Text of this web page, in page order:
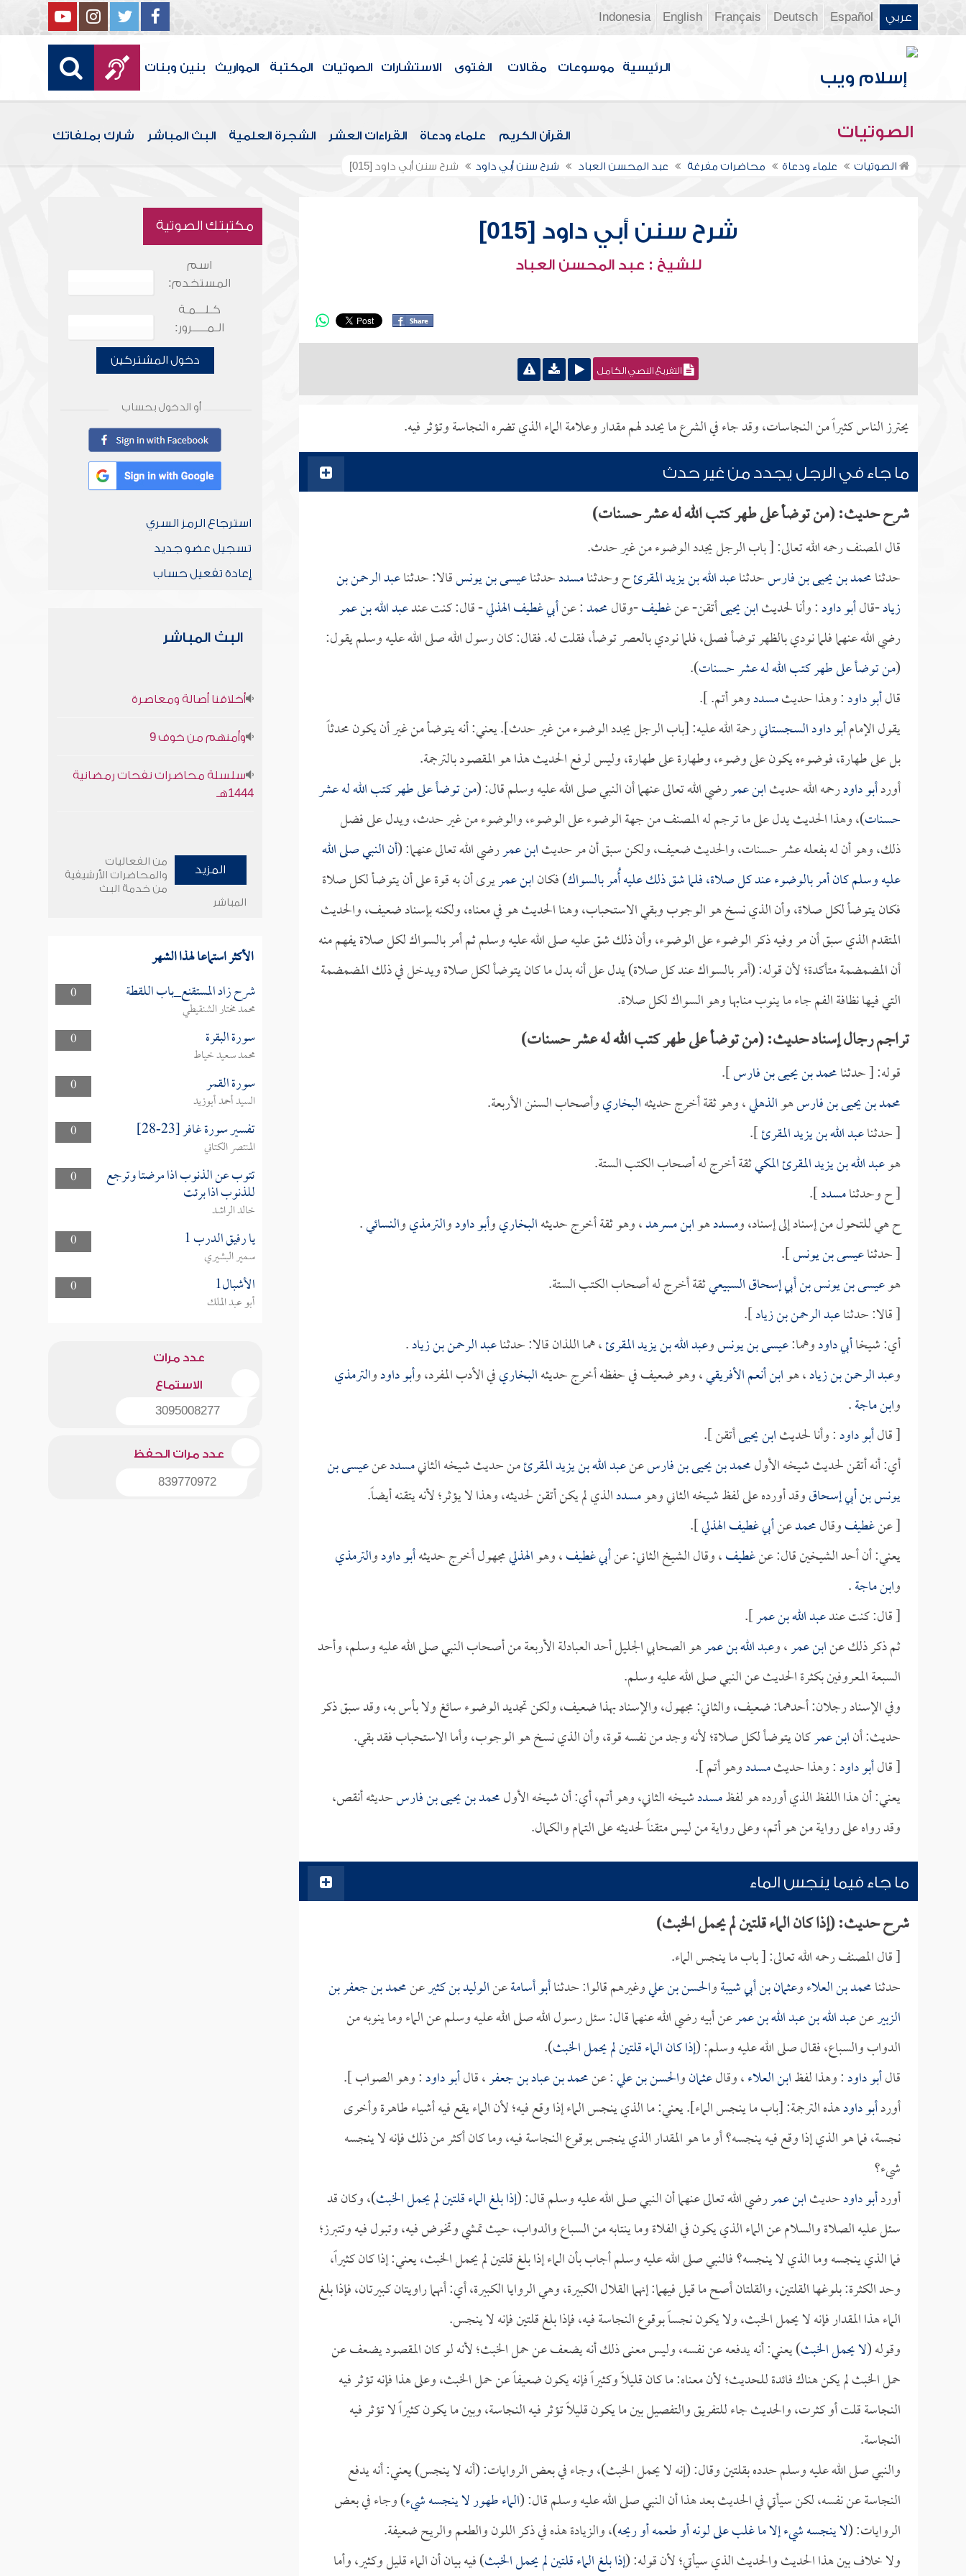
عربي Español
Deutsch
Français
English
Indonesia
الرئيسية موسوعات مقالات الفتوى الاستشارات الصوتيات المكتبة المواريث بنين وبنات
الصوتيات القرآن الكريم علماء ودعاة القراءات العشر الشجرة العلمية البث المباشر شارك بملفاتك
الصوتيات علماء ودعاة محاضرات مفرغة عبد المحسن العباد شرح سنن أبي داود شرح سنن أبي داود [015]
شرح سنن أبي داود [015]
للشيخ : عبد المحسن العباد
التفريغ النصي الكامل
يحترز الناس كثيراً من النجاسات، وقد جاء في الشرع ما يحدد لهم مقدار وعلامة الماء الذي تضره النجاسة وتؤثر فيه.
ما جاء في الرجل يجدد من غير حدث
شرح حديث: (من توضأ على طهر كتب الله له عشر حسنات)
قال المصنف رحمه الله تعالى: [ باب الرجل يجدد الوضوء من غير حدث.
حدثنامحمد بن يحيى بن فارسحدثناعبد الله بن يزيد المقرئح وحدثنامسددحدثناعيسى بن يونسقالا: حدثناعبد الرحمن بن
زياد-قالأبو داود: وأنا لحديثابن يحيىأتقن- عنغطيف-وقالمحمد: عنأبي غطيف الهذلي- قال: كنت عندعبد الله بن عمر
رضي الله عنهما فلما نودي بالظهر توضأ فصلى، فلما نودي بالعصر توضأ، فقلت له. فقال: كان رسول الله صلى الله عليه وسلم يقول:
(من توضأ على طهر كتب الله له عشر حسنات).
قالأبو داود: وهذا حديثمسددوهو أتم. ].
يقول الإمامأبو داود السجستانيرحمة الله عليه: [باب الرجل يجدد الوضوء من غير حدث]. يعني: أنه يتوضأ من غير أن يكون محدثاً
بل على طهارة، فوضوءه يكون على وضوء، وطهارة على طهارة، وليس لرفع الحديث هذا هو المقصود بالترجمة.
أوردأبو داودرحمه الله حديثابن عمررضي الله تعالى عنهما أن النبي صلى الله عليه وسلم قال: (من توضأ على طهر كتب الله له عشر
حسنات)، وهذا الحديث يدل على ما ترجم له المصنف من جهة الوضوء على الوضوء، والوضوء من غير حدث، ويدل على فضل
ذلك، وهو أن له بفعله عشر حسنات، والحديث ضعيف، ولكن سبق أن مر حديثابن عمررضي الله تعالى عنهما: (أن النبي صلى الله
عليه وسلم كان أمر بالوضوء عند كل صلاة، فلما شق ذلك عليه أُمر بالسواك) فكانابن عمريرى أن به قوة على أن يتوضأ لكل صلاة
فكان يتوضأ لكل صلاة، وأن الذي نسخ هو الوجوب وبقي الاستحباب، وهنا الحديث هو في معناه، ولكنه بإسناد ضعيف، والحديث
المتقدم الذي سبق أن مر وفيه ذكر الوضوء على الوضوء، وأن ذلك شق عليه صلى الله عليه وسلم ثم أمر بالسواك لكل صلاة يفهم منه
أن المضمضمة متأكدة؛ لأن قوله: (أمر بالسواك عند كل صلاة) يدل على أنه بدل ما كان يتوضأ لكل صلاة ويدخل في ذلك المضمضمة
التي فيها نظافة الفم جاء ما ينوب منابها وهو السواك لكل صلاة.
تراجم رجال إسناد حديث: (من توضأ على طهر كتب الله له عشر حسنات)
قوله: [ حدثنامحمد بن يحيى بن فارس].
محمد بن يحيى بن فارسهوالذهلي، وهو ثقة أخرج حديثهالبخاريوأصحاب السنن الأربعة.
[ حدثناعبد الله بن يزيد المقرئ].
هوعبد الله بن يزيد المقرئ المكيثقة أخرج له أصحاب الكتب الستة.
[ ح وحدثنامسدد].
ح هي للتحول من إسناد إلى إسناد، ومسددهوابن مسرهد، وهو ثقة أخرج حديثهالبخاريوأبو داودوالترمذيوالنسائي.
[ حدثناعيسى بن يونس].
هوعيسى بن يونس بن أبي إسحاق السبيعيثقة أخرج له أصحاب الكتب الستة.
[ قالا: حدثناعبد الرحمن بن زياد].
أي: شيخاأبي داودوهما:عيسى بن يونسوعبد الله بن يزيد المقرئ، هما اللذان قالا: حدثناعبد الرحمن بن زياد.
وعبد الرحمن بن زياد، هوابن أنعم الأفريقي، وهو ضعيف في حفظه أخرج حديثهالبخاريفي الأدب المفرد، وأبو داودوالترمذي
وابن ماجة.
[ قالأبو داود: وأنا لحديثابن يحيىأتقن ].
أي: أنه أتقن لحديث شيخه الأولمحمد بن يحيى بن فارسعنعبد الله بن يزيد المقرئمن حديث شيخه الثانيمسددعنعيسى بن
يونس بن أبي إسحاقوقد أورده على لفظ شيخه الثاني وهومسددالذي لم يكن أتقن لحديثه، وهذا لا يؤثر؛ لأنه يتقنه أيضاً.
[ عنغطيفوقالمحمدعنأبي غطيف الهذلي].
يعني: أن أحد الشيخين قال: عنغطيف، وقال الشيخ الثاني: عنأبي غطيف، وهوالهذليمجهول أخرج حديثهأبو داودوالترمذي
وابن ماجة.
[ قال: كنت عندعبد الله بن عمر].
ثم ذكر ذلك عنابن عمر، وعبد الله بن عمرهو الصحابي الجليل أحد العبادلة الأربعة من أصحاب النبي صلى الله عليه وسلم، وأحد
السبعة المعروفين بكثرة الحديث عن النبي صلى الله عليه وسلم.
وفي الإسناد رجلان: أحدهما: ضعيف، والثاني: مجهول، والإسناد بهذا ضعيف، ولكن تجديد الوضوء سائغ ولا بأس به، وقد سبق ذكر
حديث: أنابن عمركان يتوضأ لكل صلاة؛ لأنه وجد من نفسه قوة، وأن الذي نسخ هو الوجوب، وأما الاستحباب فقد بقي.
[ قالأبو داود: وهذا حديثمسددوهو أتم ].
يعني: أن هذا اللفظ الذي أورده هو لفظمسددشيخه الثاني، وهو أتم، أي: أن شيخه الأولمحمد بن يحيى بن فارسحديثه أنقص،
وقد رواه على رواية من هو أتم، وعلى رواية من ليس متقناً لحديثه على التمام والكمال.
ما جاء فيما ينجس الماء
شرح حديث: (إذا كان الماء قلتين لم يحمل الخبث)
[ قال المصنف رحمه الله تعالى: [ باب ما ينجس الماء.
حدثنامحمد بن العلاءوعثمان بن أبي شيبةوالحسن بن عليوغيرهم قالوا: حدثناأبو أسامةعنالوليد بن كثيرعنمحمد بن جعفر بن
الزبيرعنعبد الله بن عبد الله بن عمرعن أبيه رضي الله عنهما قال: سئل رسول الله صلى الله عليه وسلم عن الماء وما ينوبه من
الدواب والسباع، فقال صلى الله عليه وسلم: (إذا كان الماء قلتين لم يحمل الخبث).
قالأبو داود: وهذا لفظابن العلاء، وقالعثمانوالحسن بن علي: عنمحمد بن عباد بن جعفر، قالأبو داود: وهو الصواب ].
أوردأبو داودهذه الترجمة: [باب ما ينجس الماء]. يعني: ما الذي ينجس الماء إذا وقع فيه؛ لأن الماء يقع فيه أشياء طاهرة وأخرى
نجسة، فما هو الذي إذا وقع فيه ينجسه؟ أو ما هو المقدار الذي ينجس بوقوع النجاسة فيه، وما كان أكثر من ذلك فإنه لا ينجسه
شيء؟
أوردأبو داودحديثابن عمررضي الله تعالى عنهما أن النبي صلى الله عليه وسلم قال: (إذا بلغ الماء قلتين لم يحمل الخبث)، وكان قد
سئل عليه الصلاة والسلام عن الماء الذي يكون في الفلاة وما ينتابه من السباع والدواب، حيث تمشي وتخوض فيه، وتبول فيه وتتبرز؛
فما الذي ينجسه وما الذي لا ينجسه؟ فالنبي صلى الله عليه وسلم أجاب بأن الماء إذا بلغ قلتين لم يحمل الخبث، يعني: إذا كان كثيراً،
وحد الكثرة: بلوغها القلتين، والقلتان أصح ما قيل فيهما: إنهما القلال الكبيرة، وهي الروايا الكبيرة، أي: أنهما راويتان كبيرتان، فإذا بلغ
الماء هذا المقدار فإنه لا يحمل الخبث، ولا يكون نجساً بوقوع النجاسة فيه، فإذا بلغ قلتين فإنه لا ينجس.
وقوله (لا يحمل الخبث) يعني: أنه يدفعه عن نفسه، وليس معنى ذلك أنه يضعف عن حمل الخبث؛ لأنه لو كان المقصود يضعف عن
حمل الخبث لم يكن هناك فائدة للحديث؛ لأن معناه: ما كان قليلاً وكثيراً فإنه يكون ضعيفاً عن حمل الخبث، وعلى هذا فإنه تؤثر فيه
النجاسة قلت أو كثرت، والحديث جاء للتفريق والتفصيل بين ما يكون قليلاً تؤثر فيه النجاسة، وبين ما يكون كثيراً لا تؤثر فيه
النجاسة.
والنبي صلى الله عليه وسلم حدده بقلتين وقال: (إنه لا يحمل الخبث)، وجاء في بعض الروايات: (أنه لا ينجس) يعني: أنه يدفع
النجاسة عن نفسه، لكن سيأتي في الحديث بعد هذا أن النبي صلى الله عليه وسلم قال: (الماء طهور لا ينجسه شيء) وجاء في بعض
الروايات: (لا ينجسه شيء إلا ما غلب على لونه أو طعمه أو ريحه)، والزيادة هذه في ذكر اللون والطعم والريح ضعيفة.
ولا خلاف بين هذا الحديث والحديث الذي سيأتي؛ لأن قوله: (إذا بلغ الماء قلتين لم يحمل الخبث) فيه بيان أن الماء قليل وكثير، وأما
مكتبتك الصوتية
اسم
المستخدم:
كـلـــمـة
الـمـــــرور:
دخول المشتركين
أو الدخول بحساب
استرجاع الرمز السري
تسجيل عضو جديد
إعادة تفعيل حساب
البث المباشر
أخلاقنا أصالة ومعاصرة
وأمنهم من خوف 9
سلسلة محاضرات نفحات رمضانية
1444هـ
المزيد
من الفعاليات
والمحاضرات الأرشيفية
من خدمة البث
المباشر
الأكثر استماعا لهذا الشهر
0 شرح زاد المستقنع_باب اللقطة
محمد مختار الشنقيطي
0
سورة البقرة
محمد سعيد خياط
0
سورة القمر
السيد أحمد أبوزيد
0
تفسير سورة غافر [23-28]
المنتصر الكتاني
0
تتوب عن الذنوب اذا مرضتا وترجع
للذنوب اذا برئت
خالد الراشد
0
يا رفيق الدرب 1
سمير البشيري
0
الأشبال1
أبو عبد الملك
عدد مرات
الاستماع
3095008277
عدد مرات الحفظ
839770972